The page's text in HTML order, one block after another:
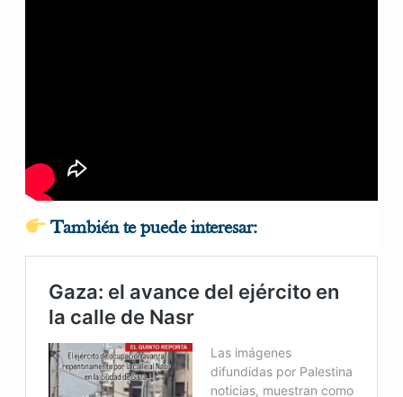
También te puede interesar: